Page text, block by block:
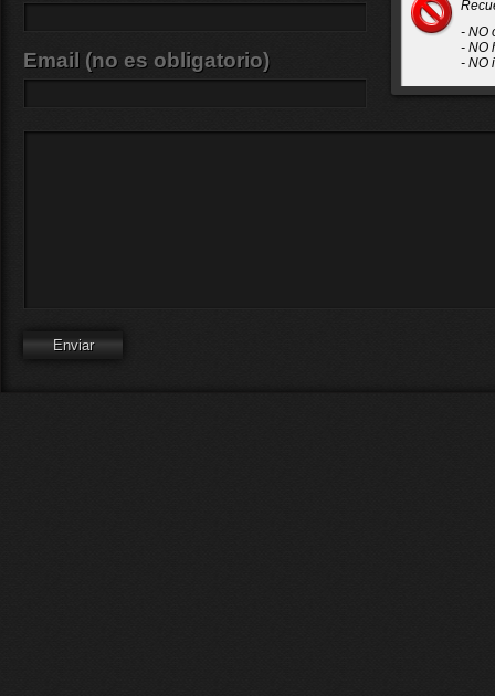
- NO
- NO
- NO
Email (no es obligatorio)